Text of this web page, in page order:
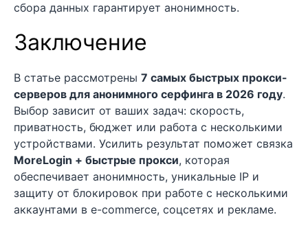
сбора данных гарантирует анонимность.
Заключение
В статье рассмотрены 7 самых быстрых прокси-
серверов для анонимного серфинга в 2026 году.
Выбор зависит от ваших задач: скорость,
приватность, бюджет или работа с несколькими
устройствами. Усилить результат поможет связка
MoreLogin + быстрые прокси, которая
обеспечивает анонимность, уникальные IP и
защиту от блокировок при работе с несколькими
аккаунтами в e-commerce, соцсетях и рекламе.